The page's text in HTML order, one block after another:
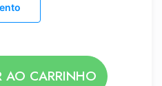
AO CARRINHO